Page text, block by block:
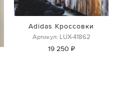
Adidas Кроссовки
Артикул: LUX-41862
19 250 ₽